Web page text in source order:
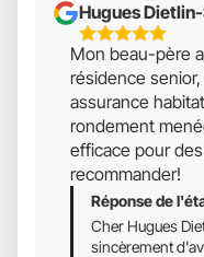
Hugues
5
Étoiles
Sur
5
Mon beau-père
résidence
assurance
rondement
efficace pour
recommander!
Réponse de
Cher Hugues
sincèrement